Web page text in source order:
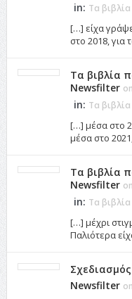
in: Τα
[…] είχα
στο 2018, για
Τα βιβλία
Newsfilter
in: Τα
[…] μέσα στο
μέσα στο
Τα βιβλία
Newsfilter
in: Τα
[…] μέχρι
Παλιότερα
Newsfilter